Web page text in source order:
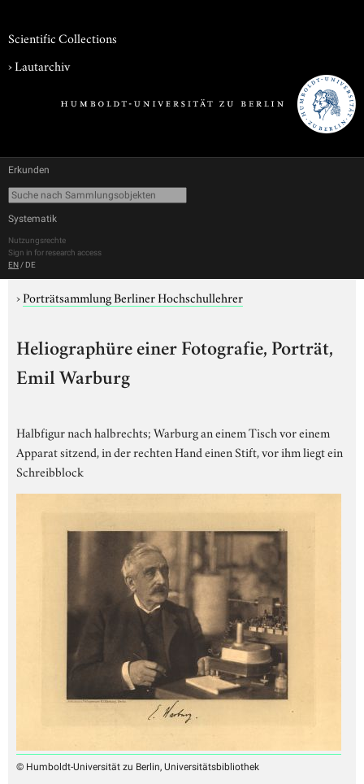
Scientific Collections
›Lautarchiv
Erkunden
Systematik
Nutzungsrechte
Sign in for research access
EN / DE
›Porträtsammlung Berliner Hochschullehrer
Heliographüre einer Fotografie, Porträt,
Emil Warburg
Halbfigur nach halbrechts; Warburg an einem Tisch vor einem
Apparat sitzend, in der rechten Hand einen Stift, vor ihm liegt ein
Schreibblock
© Humboldt-Universität zu Berlin, Universitätsbibliothek